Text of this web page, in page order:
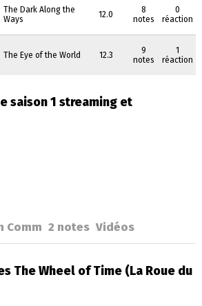
The Dark Along the
Ways
12.0
8
notes
0
réaction
The Eye of the World 12.3
9
notes
1
réaction
saison 1 streaming et
Comm 2notes Vidéos
The Wheel of Time (La Roue du